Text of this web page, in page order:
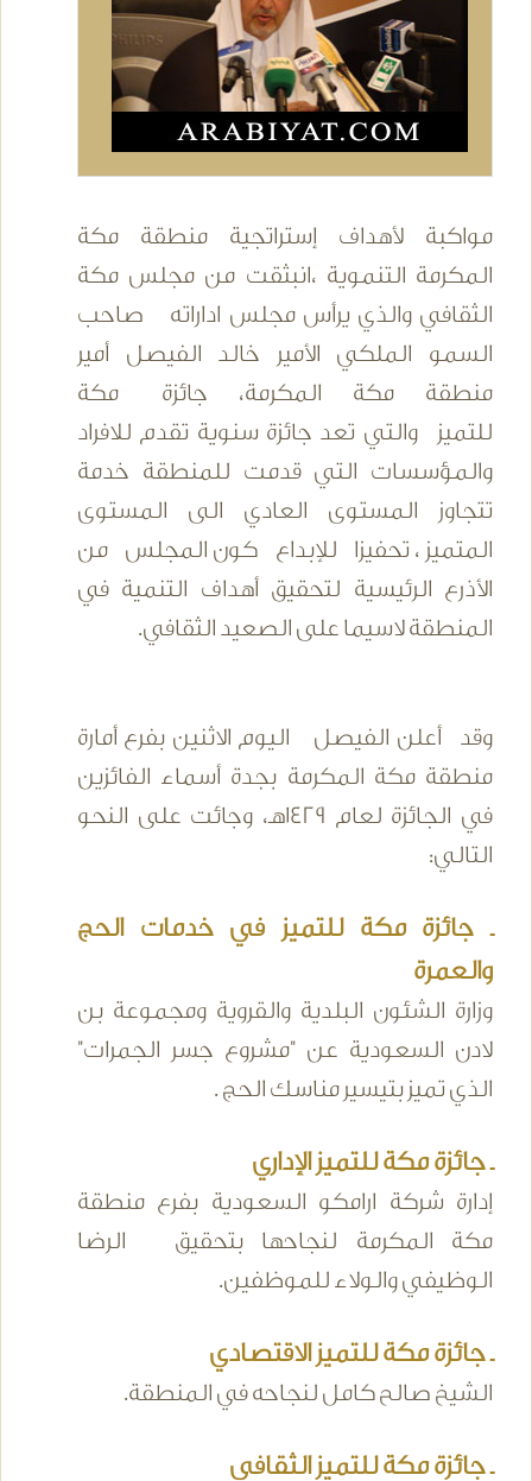
مواكبة لأهداف إستراتجية منطقة مكة
المكرمة التنموية ،انبثقت من مجلس مكة
الثقافي والذي يرأس مجلس اداراته صاحب
السمو الملكي الأمير خالد الفيصل أمير
منطقة مكة المكرمة، جائزة مكة
للتميز والتي تعد جائزة سنوية تقدم للافراد
والمؤسسات التي قدمت للمنطقة خدمة
تتجاوز المستوى العادي الى المستوى
المتميز ، تحفيزا للإبداع كون المجلس من
الأذرع الرئيسية لتحقيق أهداف التنمية في
المنطقة لاسيما على الصعيد الثقافي.
وقد أعلن الفيصل اليوم الاثنين بفرع أمارة
منطقة مكة المكرمة بجدة أسماء الفائزين
في الجائزة لعام 1429هـ، وجائت على النحو
التالي:
ـ جائزة مكة للتميز في خدمات الحج
والعمرة
وزارة الشئون البلدية والقروية ومجموعة بن
لادن السعودية عن "مشروع جسر الجمرات"
الذي تميز بتيسير مناسك الحج .
ـ جائزة مكة للتميز الإداري
إدارة شركة ارامكو السعودية بفرع منطقة
مكة المكرمة لنجاحها بتحقيق الرضا
الوظيفي والولاء للموظفين.
ـ جائزة مكة للتميز الاقتصادي
الشيخ صالح كامل لنجاحه في المنطقة.
ـ جائزة مكة للتميز الثقافي